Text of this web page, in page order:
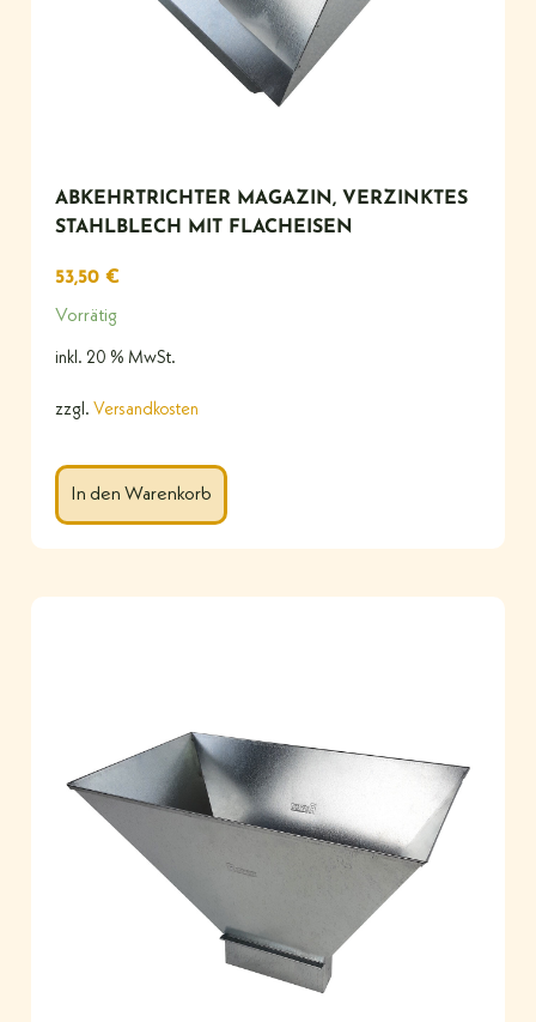
ABKEHRTRICHTER MAGAZIN, VERZINKTES
STAHLBLECH MIT FLACHEISEN
53,50 €
Vorrätig
inkl. 20 % MwSt.
zzgl. Versandkosten
In den Warenkorb